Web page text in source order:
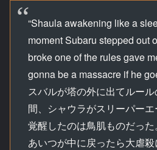
“Shaula awakening like a
moment Subaru stepped out
broke one of the rules gave
gonna be a massacre if he
スバルが塔の外に出てルー
間、シャウラがスリーパー
覚醒したのは鳥肌ものだった。
あいつが中に戻ったら大虐殺